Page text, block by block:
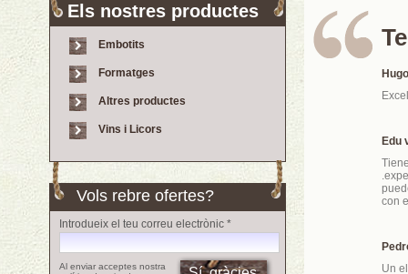
Els nostres productes
Embotits
Formatges
Altres productes
Vins i Licors
Vols rebre ofertes?
Introdueix el teu correu electrònic *
Al enviar acceptes nostra
Edu
con
Un